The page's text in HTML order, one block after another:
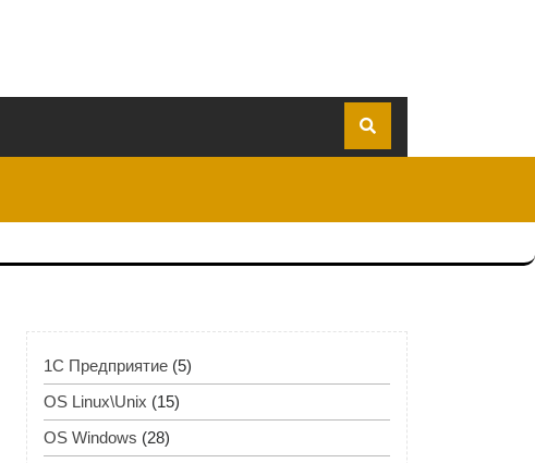
1C Предприятие (5)
OS Linux\Unix (15)
OS Windows (28)